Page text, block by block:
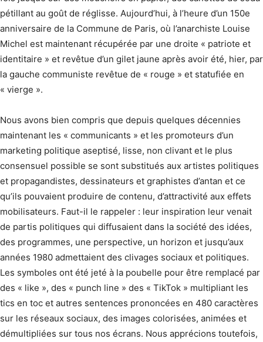
pétillant au goût de réglisse. Aujourd’hui, à l’heure d’un 150e
anniversaire de la Commune de Paris, où l’anarchiste Louise
Michel est maintenant récupérée par une droite « patriote et
identitaire » et revêtue d’un gilet jaune après avoir été, hier, par
la gauche communiste revêtue de « rouge » et statufiée en
« vierge ».
Nous avons bien compris que depuis quelques décennies
maintenant les « communicants » et les promoteurs d’un
marketing politique aseptisé, lisse, non clivant et le plus
consensuel possible se sont substitués aux artistes politiques
et propagandistes, dessinateurs et graphistes d’antan et ce
qu’ils pouvaient produire de contenu, d’attractivité aux effets
mobilisateurs. Faut-il le rappeler : leur inspiration leur venait
de partis politiques qui diffusaient dans la société des idées,
des programmes, une perspective, un horizon et jusqu’aux
années 1980 admettaient des clivages sociaux et politiques.
Les symboles ont été jeté à la poubelle pour être remplacé par
des « like », des « punch line » des « TikTok » multipliant les
tics en toc et autres sentences prononcées en 480 caractères
sur les réseaux sociaux, des images colorisées, animées et
démultipliées sur tous nos écrans. Nous apprécions toutefois,